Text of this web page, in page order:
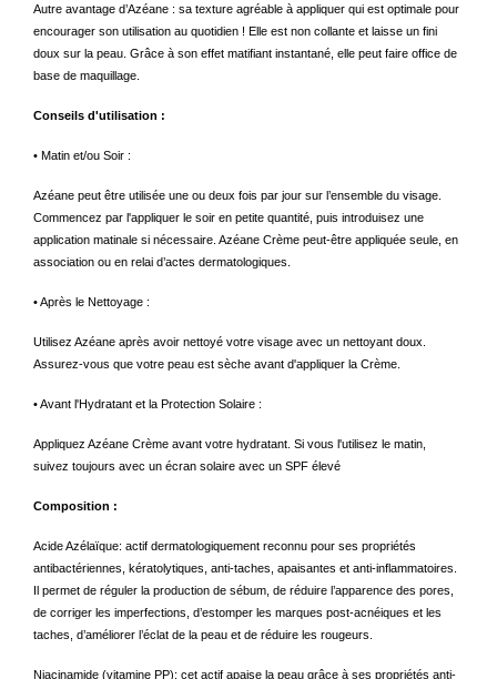
Autre avantage d’Azéane : sa texture agréable à appliquer qui est optimale pour
encourager son utilisation au quotidien ! Elle est non collante et laisse un fini
doux sur la peau. Grâce à son effet matifiant instantané, elle peut faire office de
base de maquillage.
Conseils d'utilisation :
• Matin et/ou Soir :
Azéane peut être utilisée une ou deux fois par jour sur l’ensemble du visage.
Commencez par l'appliquer le soir en petite quantité, puis introduisez une
application matinale si nécessaire. Azéane Crème peut-être appliquée seule, en
association ou en relai d’actes dermatologiques.
• Après le Nettoyage :
Utilisez Azéane après avoir nettoyé votre visage avec un nettoyant doux.
Assurez-vous que votre peau est sèche avant d'appliquer la Crème.
• Avant l'Hydratant et la Protection Solaire :
Appliquez Azéane Crème avant votre hydratant. Si vous l'utilisez le matin,
suivez toujours avec un écran solaire avec un SPF élevé
Composition :
Acide Azélaïque: actif dermatologiquement reconnu pour ses propriétés
antibactériennes, kératolytiques, anti-taches, apaisantes et anti-inflammatoires.
Il permet de réguler la production de sébum, de réduire l’apparence des pores,
de corriger les imperfections, d’estomper les marques post-acnéiques et les
taches, d’améliorer l’éclat de la peau et de réduire les rougeurs.
Niacinamide (vitamine PP): cet actif apaise la peau grâce à ses propriétés anti-